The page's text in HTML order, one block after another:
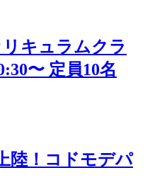
キュラムクラ
〜 定員10名
陸！コドモデパ